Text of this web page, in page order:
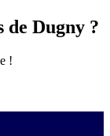
de Dugny ?
!